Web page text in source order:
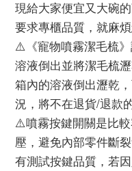
現給大家便宜又大碗
要求專櫃品質，就麻
⚠️《寵物噴霧潔毛梳
溶液倒出並將潔毛梳
箱內的溶液倒出瀝乾
況，將不在退貨/退款
⚠️噴霧按鍵開關是比
壓，避免內部零件斷
有測試按鍵品質，若